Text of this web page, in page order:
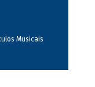
Musicais